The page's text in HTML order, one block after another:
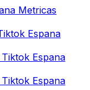
Metricas
Espana
Espana
Espana